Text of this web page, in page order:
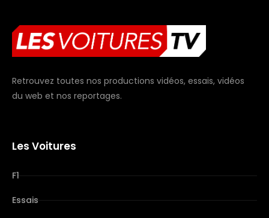
Retrouvez toutes nos productions vidéos, essais, vidéos
du web et nos reportages.
Les Voitures
F1
Essais